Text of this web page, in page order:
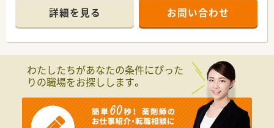
「患者様第一主義」を貫き、地域医療の担い手となることをモッ
トーとしています。
成果主義の採用により正当な評価を実施していますので、目標を
もっていきいきと働ける環境です。
詳細を見る お問い合わせ
わたしたちがあなたの条件にぴった
りの職場をお探しします。